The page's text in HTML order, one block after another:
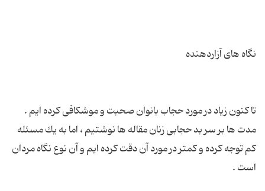
تا كنون زیاد در مورد حجاب بانوان صحبت و موشكافی كرده ایم .
مدت ها بر سر بد حجابی زنان مقاله ها نوشتیم ، اما به یك مسئله
كم توجه كرده و كمتر در مورد آن دقت كرده ایم و آن نوع نگاه مردان